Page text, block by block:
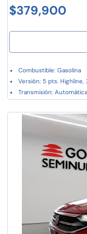
$379,900
Combustible: Gasolina
Versión: 5 pts. Highline,
Transmisión: Automática